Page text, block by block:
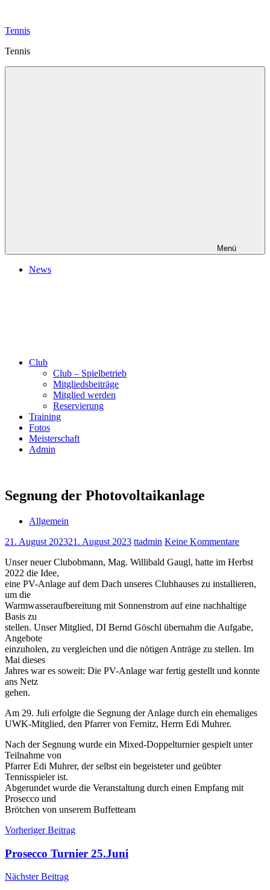
springen
Tennis
Tennis
Menü
News
Club
Club – Spielbetrieb
Mitgliedsbeiträge
Mitglied werden
Reservierung
Training
Fotos
Meisterschaft
Admin
Segnung der Photovoltaikanlage
Allgemein
21. August 202321. August 2023 ttadmin Keine Kommentare
Unser neuer Clubobmann, Mag. Willibald Gaugl, hatte im Herbst
2022 die Idee,
eine PV-Anlage auf dem Dach unseres Clubhauses zu installieren,
um die
Warmwasseraufbereitung mit Sonnenstrom auf eine nachhaltige
Basis zu
stellen. Unser Mitglied, DI Bernd Göschl übernahm die Aufgabe,
Angebote
einzuholen, zu vergleichen und die nötigen Anträge zu stellen. Im
Mai dieses
Jahres war es soweit: Die PV-Anlage war fertig gestellt und konnte
ans Netz
gehen.
Am 29. Juli erfolgte die Segnung der Anlage durch ein ehemaliges
UWK-Mitglied, den Pfarrer von Fernitz, Herrn Edi Muhrer.
Nach der Segnung wurde ein Mixed-Doppelturnier gespielt unter
Teilnahme von
Pfarrer Edi Muhrer, der selbst ein begeisteter und geübter
Tennisspieler ist.
Abgerundet wurde die Veranstaltung durch einen Empfang mit
Prosecco und
Brötchen von unserem Buffetteam
Beitragsnavigation
Vorheriger Beitrag
Prosecco Turnier 25.Juni
Nächster Beitrag